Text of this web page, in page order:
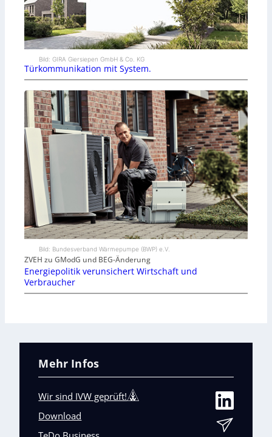
Bild: GIRA Giersiepen GmbH & Co. KG
Türkommunikation mit System.
Bild: Bundesverband Wärmepumpe (BWP) e.V.
ZVEH zu GModG und BEG-Änderung
Energiepolitik verunsichert Wirtschaft und
Verbraucher
Mehr Infos
Wir sind IVW geprüft!
Download